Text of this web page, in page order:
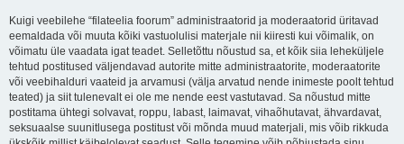
Kuigi veebilehe “filateelia foorum” administraatorid ja moderaatorid üritavad
eemaldada või muuta kõiki vastuolulisi materjale nii kiiresti kui võimalik, on
võimatu üle vaadata igat teadet. Selletõttu nõustud sa, et kõik siia leheküljele
tehtud postitused väljendavad autorite mitte administraatorite, moderaatorite
või veebihalduri vaateid ja arvamusi (välja arvatud nende inimeste poolt tehtud
teated) ja siit tulenevalt ei ole me nende eest vastutavad. Sa nõustud mitte
postitama ühtegi solvavat, roppu, labast, laimavat, vihaõhutavat, ähvardavat,
seksuaalse suunitlusega postitust või mõnda muud materjali, mis võib rikkuda